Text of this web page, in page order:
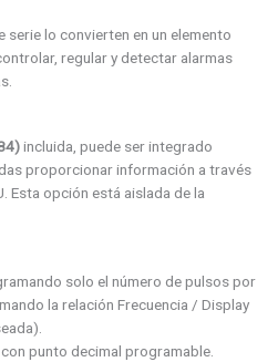
lo convierten en un elemento
regular y detectar alarmas
incluida, puede ser integrado
proporcionar información a través
Esta opción está aislada de la
solo el número de pulsos por
la relación Frecuencia / Display
punto decimal programable.